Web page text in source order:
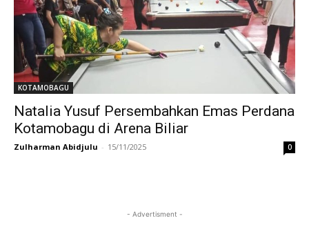
KOTAMOBAGU
Natalia Yusuf Persembahkan Emas Perdana
Kotamobagu di Arena Biliar
Zulharman Abidjulu - 15/11/2025 0
- Advertisment -